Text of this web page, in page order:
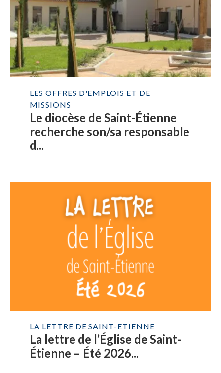
LES OFFRES D'EMPLOIS ET DE
MISSIONS
Le diocèse de Saint-Étienne
recherche son/sa responsable
d...
LA LETTRE DE SAINT-ETIENNE
La lettre de l’Église de Saint-
Étienne – Été 2026...